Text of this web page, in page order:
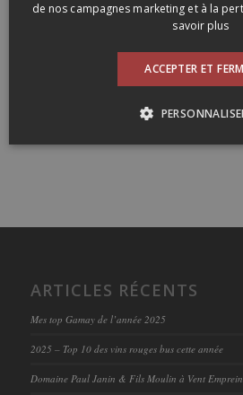
ARTICLES RÉCENTS
Mes top Gamay de l’année 2025
2025 – Top 10 des vins rouges bus cette année
Domaine Paul Janin & Fils Moulin à Vent
de nos campagnes marketing et à la
savoir plus
ACCEPTER ET